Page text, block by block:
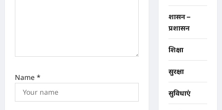
Name *
शासन –
प्रशासन
शिक्षा
सुरक्षा
सुविधाएं